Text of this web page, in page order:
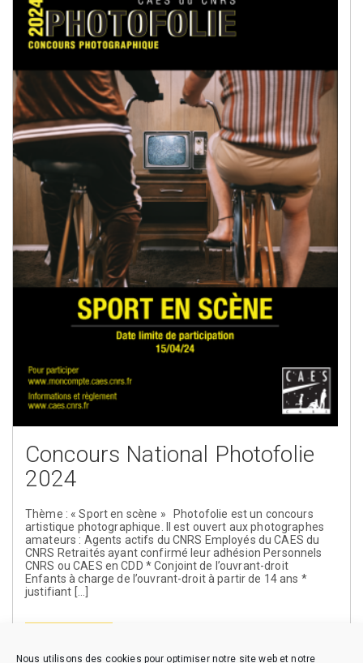
Nous utilisons des cookies pour optimiser notre site web et notre
Concours National Photofolie
2024
Thème : « Sport en scène » Photofolie est un concours
artistique photographique. Il est ouvert aux photographes
amateurs : Agents actifs du CNRS Employés du CAES du
CNRS Retraités ayant confirmé leur adhésion Personnels
CNRS ou CAES en CDD * Conjoint de l’ouvrant-droit
Enfants à charge de l’ouvrant-droit à partir de 14 ans *
justifiant […]